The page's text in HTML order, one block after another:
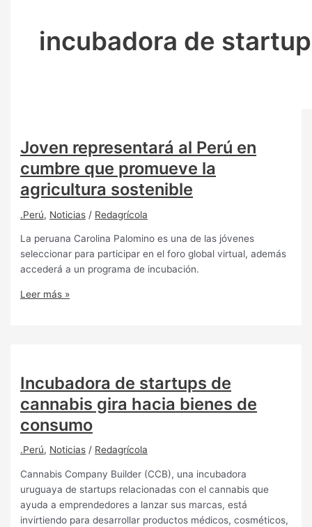
incubadora de
Joven representará al Perú en
cumbre que promueve la
agricultura sostenible
.Perú, Noticias / Redagrícola
La peruana Carolina Palomino es una de las jóvenes
seleccionar para participar en el foro global virtual, además
accederá a un programa de incubación.
Leer más »
Incubadora de startups de
cannabis gira hacia bienes de
consumo
.Perú, Noticias / Redagrícola
Cannabis Company Builder (CCB), una incubadora
uruguaya de startups relacionadas con el cannabis que
ayuda a emprendedores a lanzar sus marcas, está
invirtiendo para desarrollar productos médicos, cosméticos,